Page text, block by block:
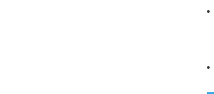
•
•